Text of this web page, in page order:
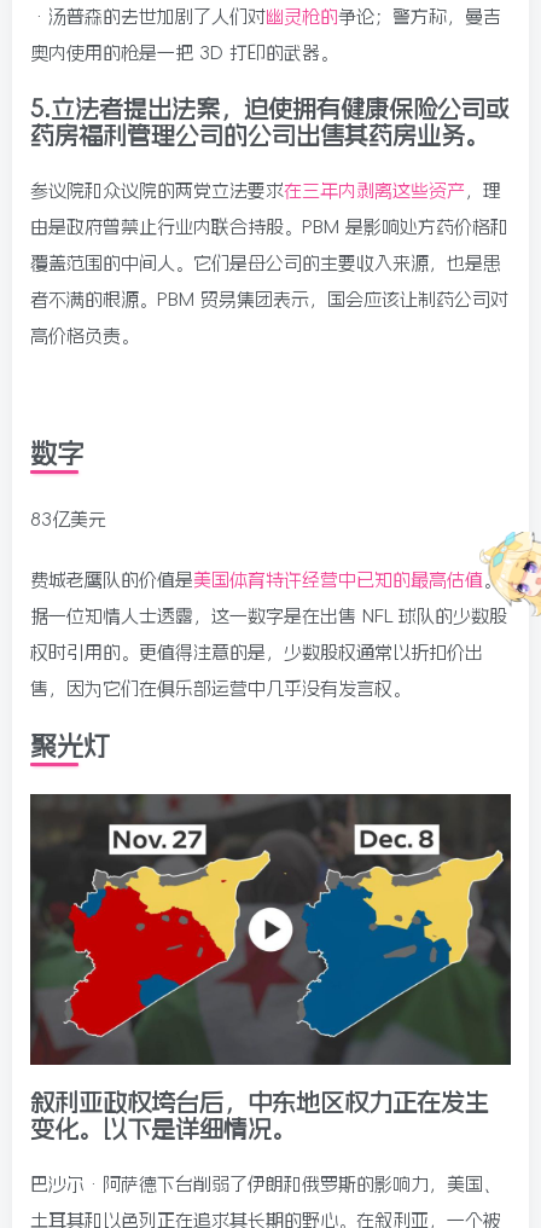
·汤普森的去世加剧了人们对幽灵枪的争论；警方称，曼吉
奥内使用的枪是一把 3D 打印的武器。
5.立法者提出法案，迫使拥有健康保险公司或
药房福利管理公司的公司出售其药房业务。
参议院和众议院的两党立法要求在三年内剥离这些资产 ，理
由是政府曾禁止行业内联合持股。PBM 是影响处方药价格和
覆盖范围的中间人。它们是母公司的主要收入来源，也是患
者不满的根源。PBM 贸易集团表示，国会应该让制药公司对
高价格负责。
数字
83亿美元
费城老鹰队的价值是美国体育特许经营中已知的最高估值 。
据一位知情人士透露，这一数字是在出售 NFL 球队的少数股
权时引用的。更值得注意的是，少数股权通常以折扣价出
售，因为它们在俱乐部运营中几乎没有发言权。
聚光灯
叙利亚政权垮台后，中东地区权力正在发生
变化。以下是详细情况。
巴沙尔·阿萨德下台削弱了伊朗和俄罗斯的影响力，美国、
土耳其和以色列正在追求其长期的野心。在叙利亚，一个被